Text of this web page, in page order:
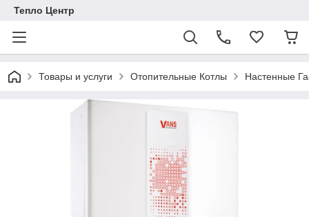
Тепло Центр
Товары и услуги Отопительные Котлы Настенные